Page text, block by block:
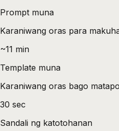
Prompt muna
Karaniwang oras para
~11 min
Template muna
Karaniwang oras bago
30 sec
Sandali ng katotohanan